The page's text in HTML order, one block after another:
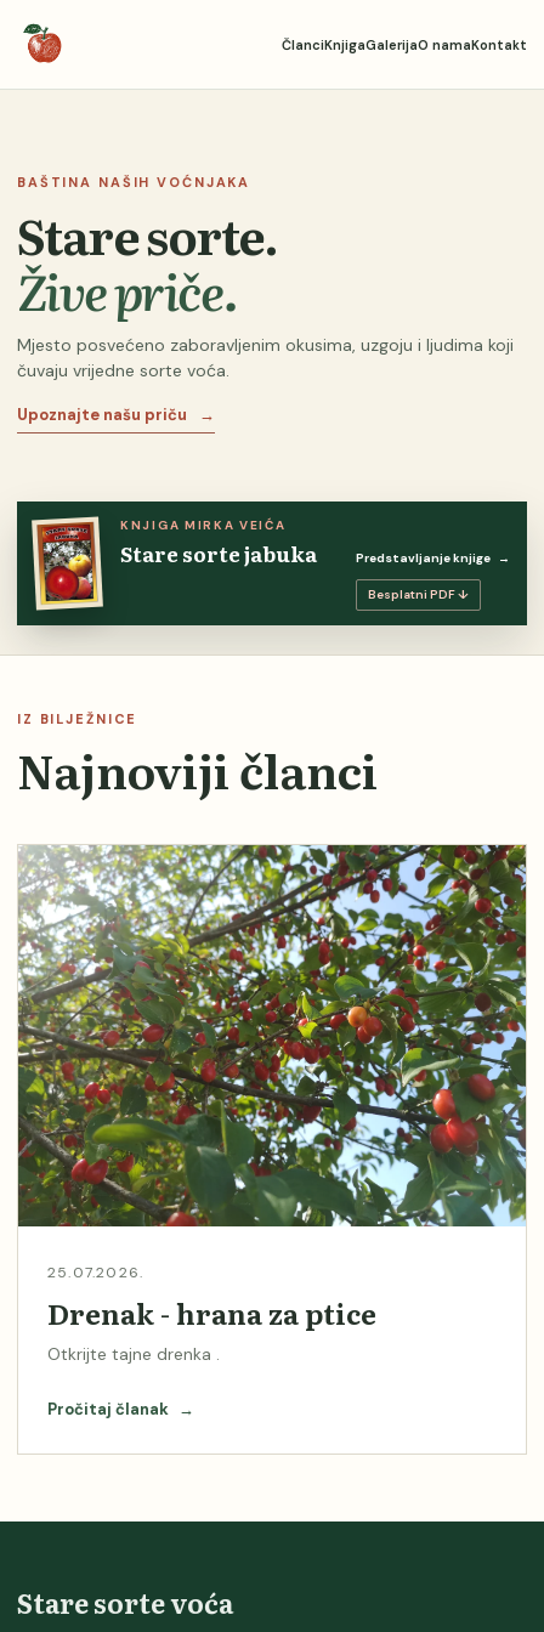
ČlanciKnjigaGalerijaO namaKontakt
BAŠTINA NAŠIH VOĆNJAKA
Stare sorte.
Žive priče.
Mjesto posvećeno zaboravljenim okusima, uzgoju i ljudima koji
čuvaju vrijedne sorte voća.
Upoznajte našu priču →
KNJIGA MIRKA VEIĆA
Stare sorte jabuka Predstavljanje knjige →
Besplatni PDF ↓
IZ BILJEŽNICE
Najnoviji članci
25.07.2026.
Drenak - hrana za ptice
Otkrijte tajne drenka .
Pročitaj članak →
Stare sorte voća